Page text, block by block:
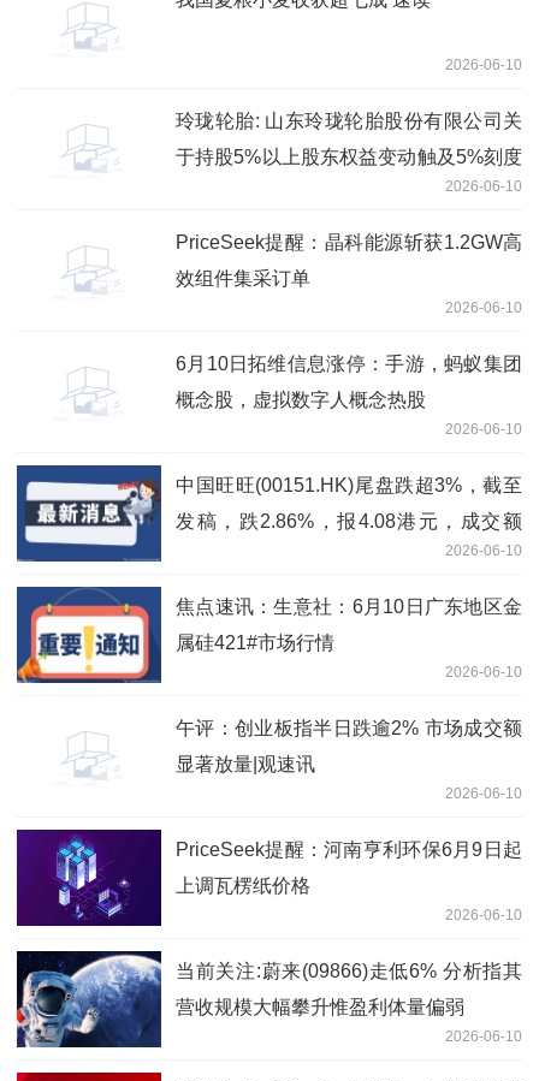
2026-06-10
玲珑轮胎: 山东玲珑轮胎股份有限公司关
于持股5%以上股东权益变动触及5%刻度
2026-06-10
PriceSeek提醒：晶科能源斩获1.2GW高
效组件集采订单
2026-06-10
6月10日拓维信息涨停：手游，蚂蚁集团
概念股，虚拟数字人概念热股
2026-06-10
中国旺旺(00151.HK)尾盘跌超3%，截至
发稿，跌2.86%，报4.08港元，成交额
2026-06-10
焦点速讯：生意社：6月10日广东地区金
属硅421#市场行情
2026-06-10
午评：创业板指半日跌逾2% 市场成交额
显著放量|观速讯
2026-06-10
PriceSeek提醒：河南亨利环保6月9日起
上调瓦楞纸价格
2026-06-10
当前关注:蔚来(09866)走低6% 分析指其
营收规模大幅攀升惟盈利体量偏弱
2026-06-10